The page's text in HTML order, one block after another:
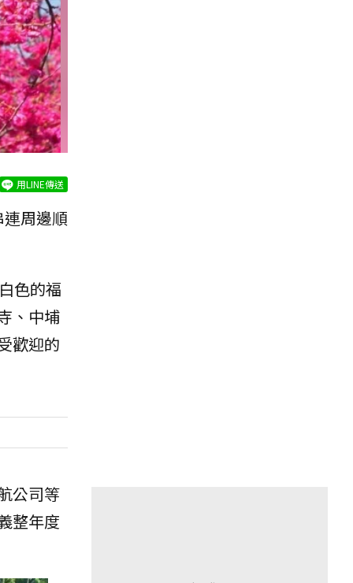
用LINE傳送
周邊順
色的福
、中埔
歡迎的
公司等
整年度